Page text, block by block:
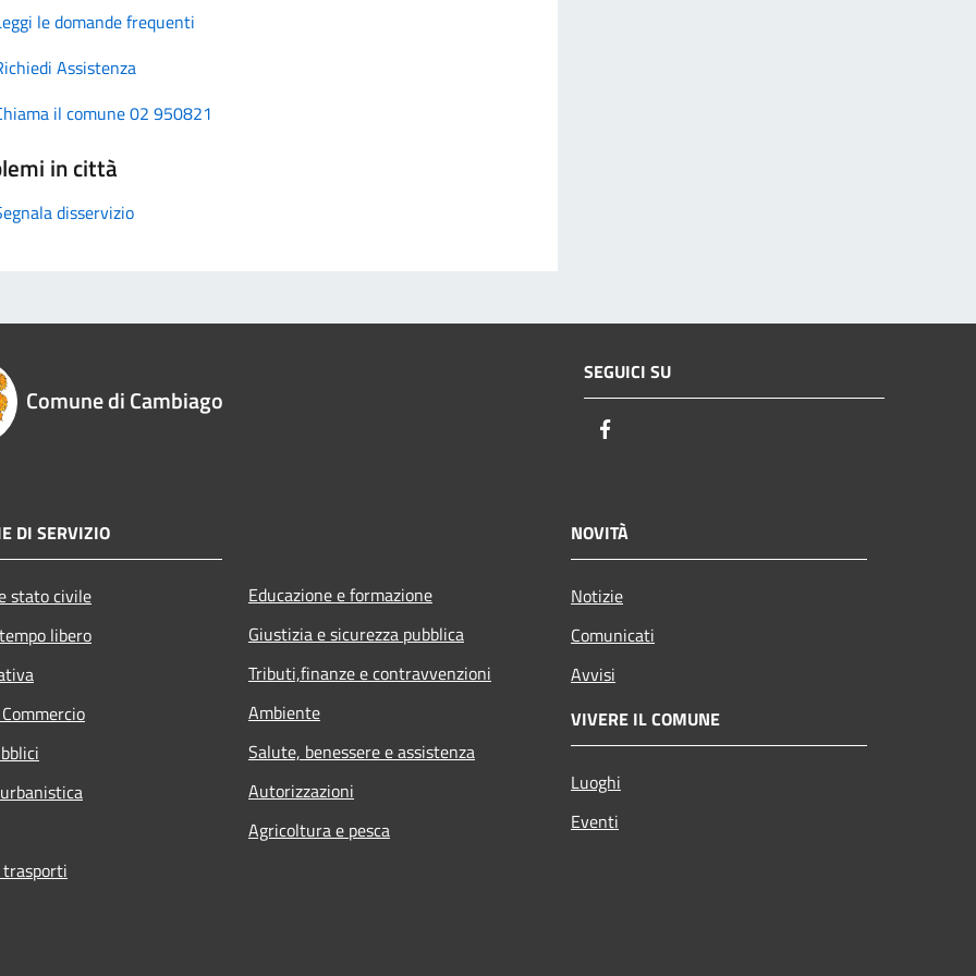
le domande frequenti
Assistenza
il comune 02 950821
in città
disservizio
Comune di Cambiago
SEGUICI SU
DI SERVIZIO
stato civile
libero
Educazione e formazione
Giustizia e sicurezza pubblica
Tributi,finanze e contravvenzioni
Ambiente
Salute, benessere e assistenza
Autorizzazioni
Agricoltura e pesca
NOVITÀ
Notizie
Comunicati
Avvisi
VIVERE IL COMUNE
Luoghi
Eventi